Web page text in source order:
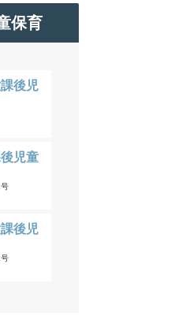
保育
後児
児童
後児